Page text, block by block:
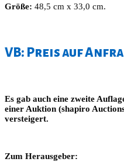
Größe: 48,5 cm x 33,0 cm.
VB: Preis auf
Es gab auch eine zweite
einer Auktion (shapiro
versteigert.
Zum Herausgeber: